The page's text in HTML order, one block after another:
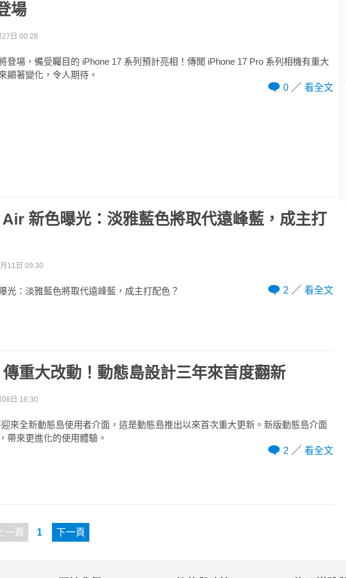
場
日 00:28
登場，備受矚目的 iPhone 17 系列預計亮相！傳聞 iPhone 17 Pro 系列相機有重大
顯著變化，令人期待。
0
看全文
新色曝光：淡雅藍色將取代遠峰藍，成主打
11日 09:30
光：淡雅藍色將取代遠峰藍，成主打配色？ 2 看全文
重大改動！動態島設計三年來首度翻新
日 16:30
來全新動態島使用者介面，這是動態島推出以來首次重大更新。新版動態島介面
帶來更進化的使用體驗。
2
看全文
上一頁 1 下一頁